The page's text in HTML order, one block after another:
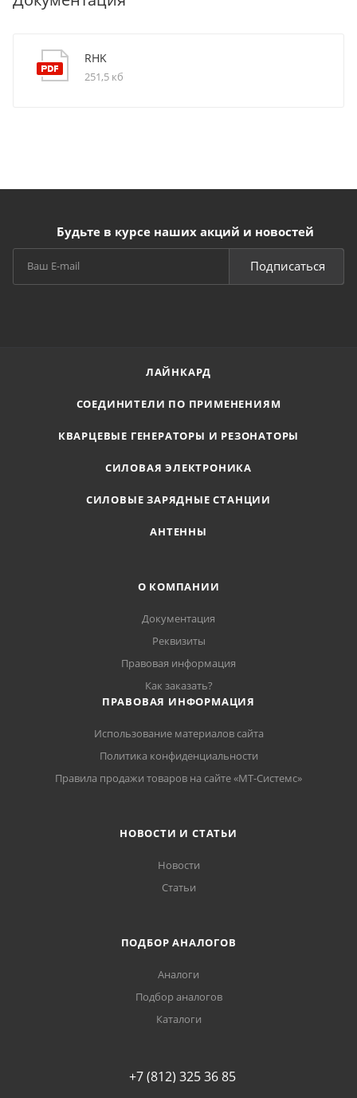
RHK
251,5 кб
Будьте в курсе наших акций и новостей
Подписаться
ЛАЙНКАРД
СОЕДИНИТЕЛИ ПО ПРИМЕНЕНИЯМ
КВАРЦЕВЫЕ ГЕНЕРАТОРЫ И РЕЗОНАТОРЫ
СИЛОВАЯ ЭЛЕКТРОНИКА
СИЛОВЫЕ ЗАРЯДНЫЕ СТАНЦИИ
АНТЕННЫ
О КОМПАНИИ
Документация
Реквизиты
Правовая информация
Как заказать?
ПРАВОВАЯ ИНФОРМАЦИЯ
Использование материалов сайта
Политика конфиденциальности
Правила продажи товаров на сайте «МТ-Системс»
НОВОСТИ И СТАТЬИ
Новости
Статьи
ПОДБОР АНАЛОГОВ
Аналоги
Подбор аналогов
Каталоги
+7 (812) 325 36 85